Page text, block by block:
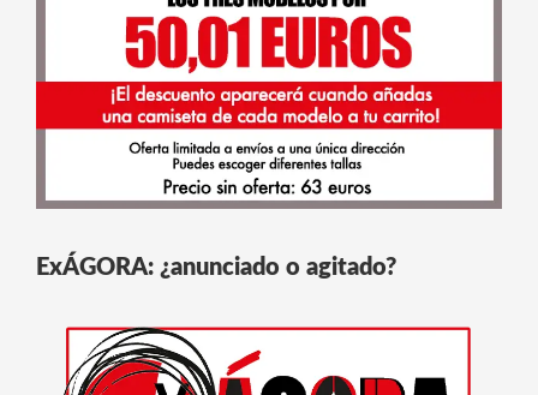
ExÁGORA: ¿anunciado o agitado?